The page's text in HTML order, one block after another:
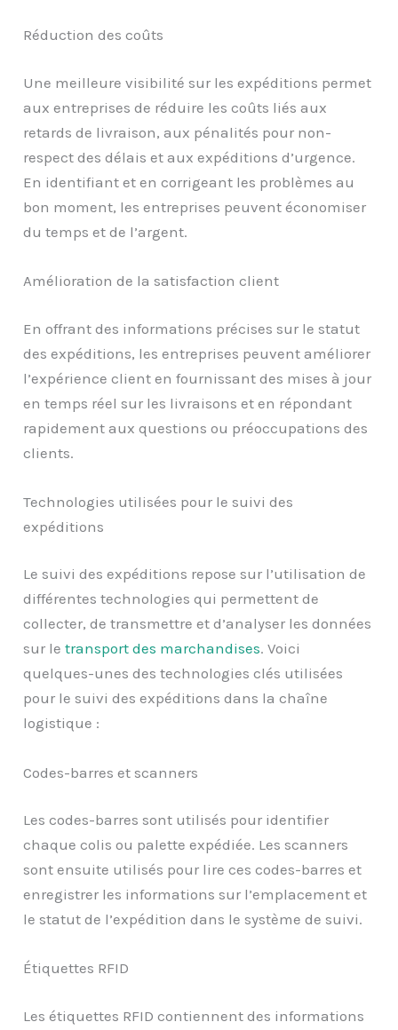
Réduction des coûts
Une meilleure visibilité sur les expéditions permet
aux entreprises de réduire les coûts liés aux
retards de livraison, aux pénalités pour non-
respect des délais et aux expéditions d’urgence.
En identifiant et en corrigeant les problèmes au
bon moment, les entreprises peuvent économiser
du temps et de l’argent.
Amélioration de la satisfaction client
En offrant des informations précises sur le statut
des expéditions, les entreprises peuvent améliorer
l’expérience client en fournissant des mises à jour
en temps réel sur les livraisons et en répondant
rapidement aux questions ou préoccupations des
clients.
Technologies utilisées pour le suivi des
expéditions
Le suivi des expéditions repose sur l’utilisation de
différentes technologies qui permettent de
collecter, de transmettre et d’analyser les données
sur letransport des marchandises. Voici
quelques-unes des technologies clés utilisées
pour le suivi des expéditions dans la chaîne
logistique :
Codes-barres et scanners
Les codes-barres sont utilisés pour identifier
chaque colis ou palette expédiée. Les scanners
sont ensuite utilisés pour lire ces codes-barres et
enregistrer les informations sur l’emplacement et
le statut de l’expédition dans le système de suivi.
Étiquettes RFID
Les étiquettes RFID contiennent des informations